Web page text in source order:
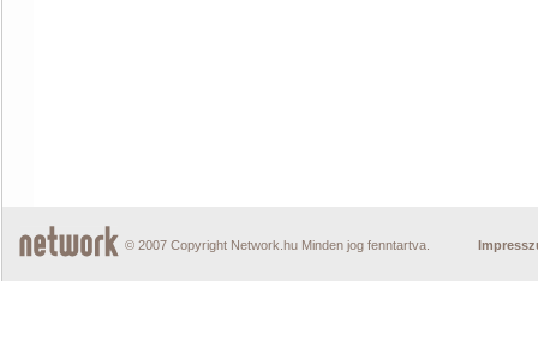
© 2007 Copyright Network.hu Minden jog fenntartva.